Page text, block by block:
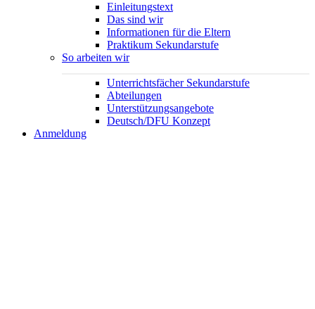
Einleitungstext
Das sind wir
Informationen für die Eltern
Praktikum Sekundarstufe
So arbeiten wir
Unterrichtsfächer Sekundarstufe
Abteilungen
Unterstützungsangebote
Deutsch/DFU Konzept
Anmeldung